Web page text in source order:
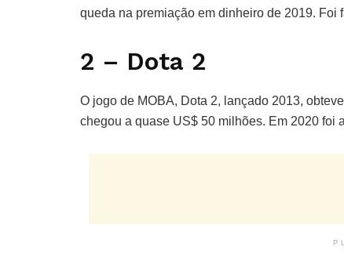
queda na premiação em dinheiro de 2019. Foi
2 – Dota 2
O jogo de MOBA, Dota 2, lançado 2013,
chegou a quase US$ 50 milhões. Em 2020 foi